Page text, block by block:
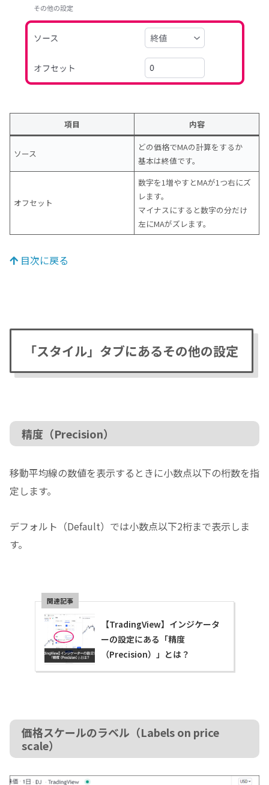
項目 内容
ソース
どの価格でMAの計算をするか
基本は終値です。
オフセット
数字を1増やすとMAが1つ右にズ
レます。
マイナスにすると数字の分だけ
左にMAがズレます。
目次に戻る
「スタイル」タブにあるその他の設定
精度（Precision）
移動平均線の数値を表示するときに小数点以下の桁数を指
定します。
デフォルト（Default）では小数点以下2桁まで表示しま
す。
【TradingView】インジケータ
ーの設定にある「精度
（Precision）」とは？
価格スケールのラベル（Labels on price
scale）